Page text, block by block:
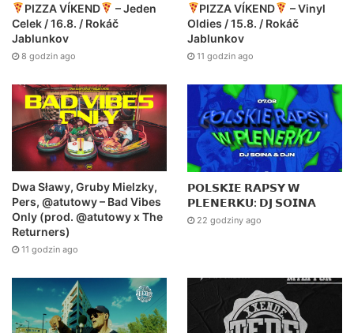
PIZZA VÍKEND
– Jeden
Celek / 16.8. / Rokáč
Jablunkov
8 godzin ago
PIZZA VÍKEND
– Vinyl
Oldies / 15.8. / Rokáč
Jablunkov
11 godzin ago
Dwa Sławy, Gruby Mielzky,
Pers, @atutowy – Bad Vibes
Only (prod. @atutowy x The
Returners)
11 godzin ago
𝗣𝗢𝗟𝗦𝗞𝗜𝗘 𝗥𝗔𝗣𝗦𝗬 𝗪
𝗣𝗟𝗘𝗡𝗘𝗥𝗞𝗨: 𝗗𝗝 𝗦𝗢𝗜𝗡𝗔
22 godziny ago